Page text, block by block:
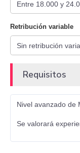
Retribución variable
Requisitos
Nivel avanzado de
Se valorará